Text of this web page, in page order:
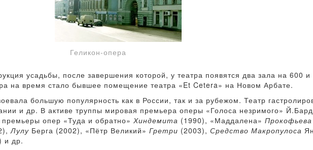
Геликон-опера
усадьбы, после завершения которой, у театра появятся два зала на 600 и
на время стало бывшее помещение театра «Et Cetera» на Новом Арбате.
большую популярность как в России, так и за рубежом. Театр
и др. В активе труппы мировая премьера оперы «Голоса незримого»
опер «Туда и обратно» Хиндемита (1990), «Маддалена» Прокофьева
Лулу Берга (2002), «Пётр Великий» Гретри (2003), Средство Макропулоса
и др.